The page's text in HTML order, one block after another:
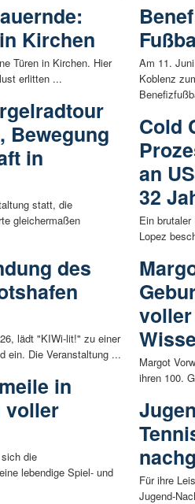
Kirchen
Türen in Kirchen. Hier
erlitten ...
Bewegung
in
statt, die
gleichermaßen
des
lädt "KIWi-lit!" zu einer
ein. Die Veranstaltung ...
in
voller
die
lebendige Spiel- und
Am 11.
Koblenz
Cold
an
32
Ein
Lopez
Margot
ihren 100.
Für ihre
Jugend-